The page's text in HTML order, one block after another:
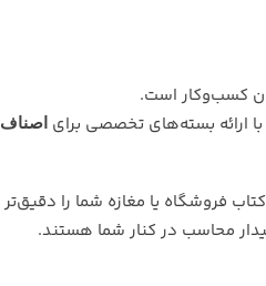
کسب‌وکار است.
با ارائه بسته‌های تخصصی برای
فروشگاه یا مغازه شما را
محاسب در کنار شما هستند.